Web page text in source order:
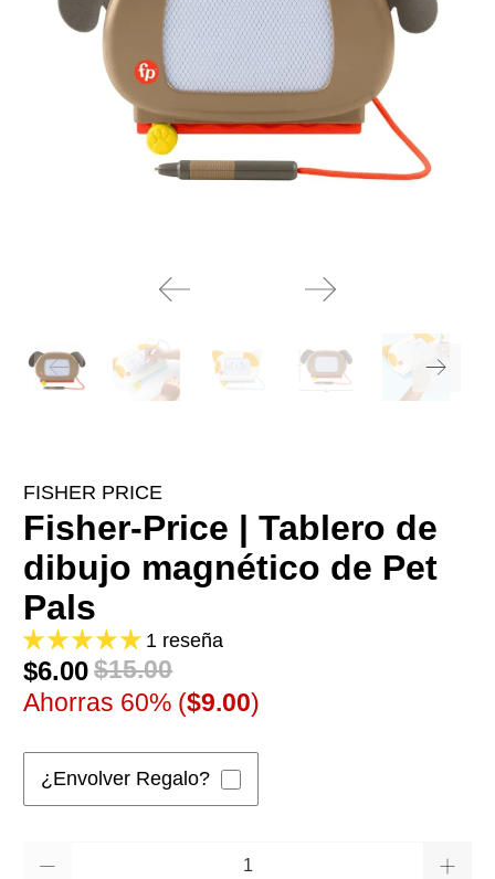
FISHER PRICE
Fisher-Price | Tablero de
dibujo magnético de Pet
Pals
1 reseña
$6.00 $15.00
Ahorras 60% ($9.00)
¿Envolver Regalo?